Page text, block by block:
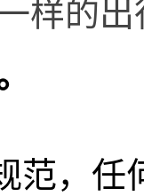
样的
范，